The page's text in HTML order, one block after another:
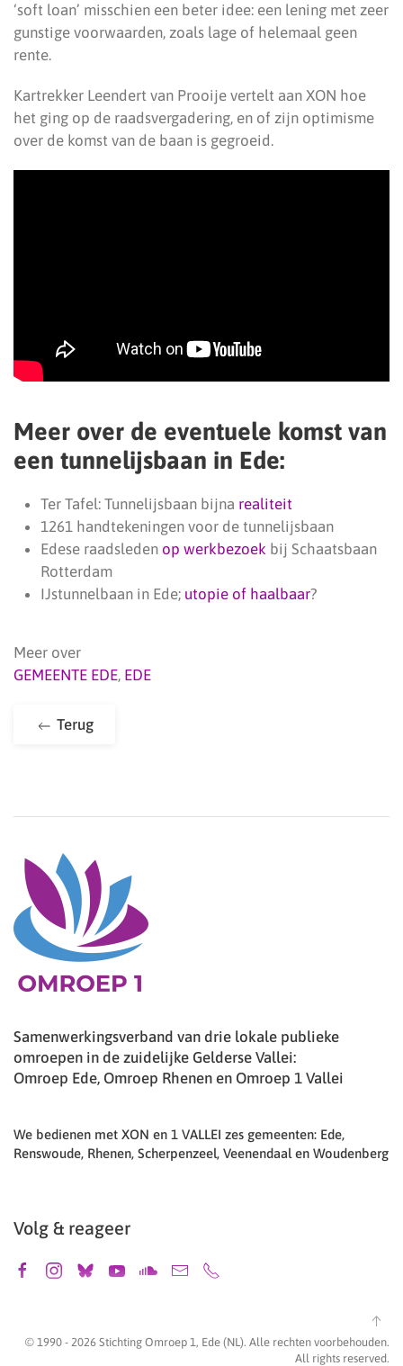
‘soft loan’ misschien een beter idee: een lening met zeer
gunstige voorwaarden, zoals lage of helemaal geen
rente.
Kartrekker Leendert van Prooije vertelt aan XON hoe
het ging op de raadsvergadering, en of zijn optimisme
over de komst van de baan is gegroeid.
Meer over de eventuele komst van
een tunnelijsbaan in Ede:
Ter Tafel: Tunnelijsbaan bijna realiteit
1261 handtekeningen voor de tunnelijsbaan
Edese raadsleden op werkbezoek bij Schaatsbaan
Rotterdam
IJstunnelbaan in Ede; utopie of haalbaar?
Meer over
GEMEENTE EDE, EDE
Terug
Samenwerkingsverband van drie lokale publieke
omroepen in de zuidelijke Gelderse Vallei:
Omroep Ede, Omroep Rhenen en Omroep 1 Vallei
We bedienen met XON en 1 VALLEI zes gemeenten: Ede,
Renswoude, Rhenen, Scherpenzeel, Veenendaal en Woudenberg
Volg & reageer
© 1990 - 2026 Stichting Omroep 1, Ede (NL). Alle rechten voorbehouden.
All rights reserved.